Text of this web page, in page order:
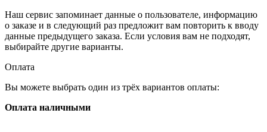
Наш сервис запоминает данные о пользователе, информацию
о заказе и в следующий раз предложит вам повторить к вводу
данные предыдущего заказа. Если условия вам не подходят,
выбирайте другие варианты.
Оплата
Вы можете выбрать один из трёх вариантов оплаты:
Оплата наличными